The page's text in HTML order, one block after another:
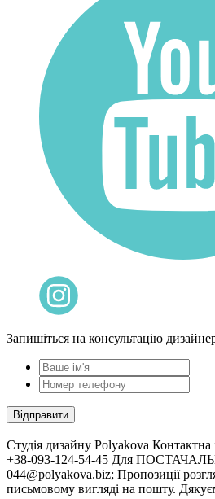
Запишіться на консультацію
Cтудія дизайну Polyakova Контактна
+38-093-124-54-45 Для
044@polyakova.biz; Пропозиції
письмовому вигляді на пошту.